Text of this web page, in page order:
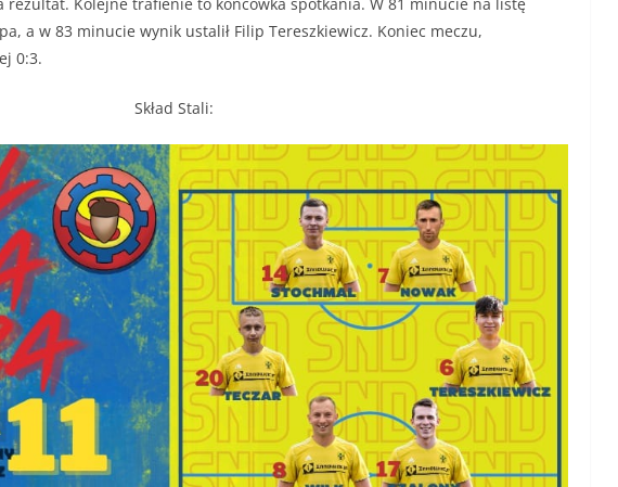
a w 83 minucie wynik ustalił Filip Tereszkiewicz. Koniec meczu,
0:3.
Skład Stali: